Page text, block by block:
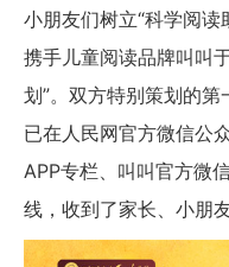
投资者关系
小朋友们树立“科学阅
携手儿童阅读品牌叫叫
划”。双方特别策划的第
已在人民网官方微信公
APP专栏、叫叫官方微
线，收到了家长、小朋